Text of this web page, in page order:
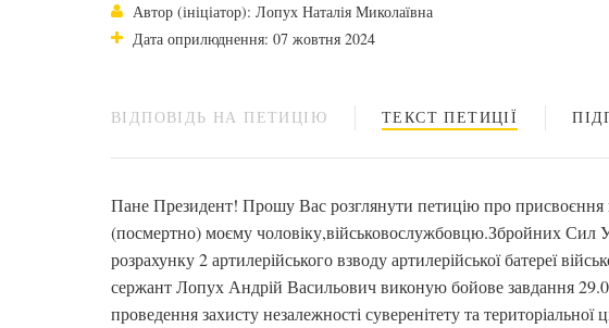
Автор (ініціатор): Лопух Наталія Миколаївна
Дата оприлюднення: 07 жовтня 2024
ВІДПОВІДЬ НА ПЕТИЦІЮ ТЕКСТ ПЕТИЦІЇ
Пане Президент! Прошу Вас розглянути петицію про присвоєння
(посмертно) моєму чоловіку,військовослужбовцю.Збройних Сил
розрахунку 2 артилерійського взводу артилерійської батереї
сержант Лопух Андрій Васильович виконую бойове завдання
проведення захисту незалежності суверенітету та територіальної